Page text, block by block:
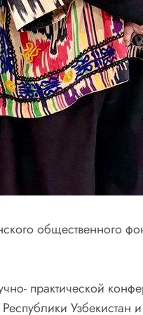
общественного
практической